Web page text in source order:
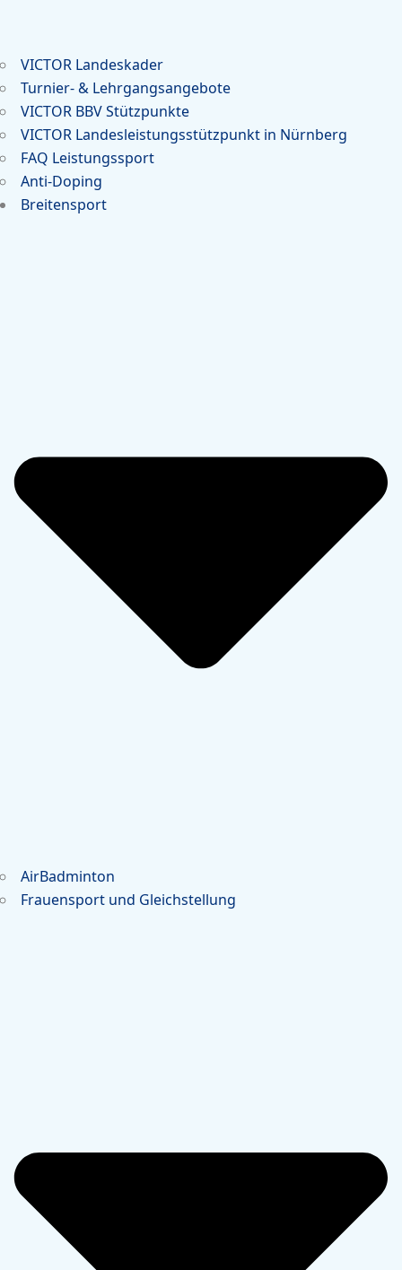
VICTOR Landeskader
Turnier- & Lehrgangsangebote
VICTOR BBV Stützpunkte
VICTOR Landesleistungsstützpunkt in Nürnberg
FAQ Leistungssport
Anti-Doping
Breitensport
AirBadminton
Frauensport und Gleichstellung